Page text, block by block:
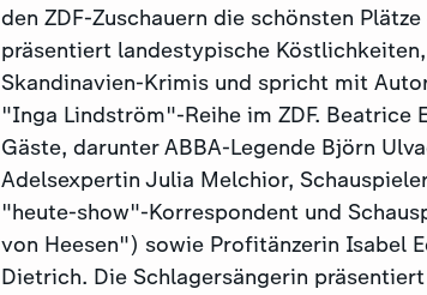
den ZDF-Zuschauern die schönsten
präsentiert landestypische
Skandinavien-Krimis und spricht mit
"Inga Lindström"-Reihe im ZDF.
Gäste, darunter ABBA-Legende Björn
Adelsexpertin Julia Melchior,
"heute-show"-Korrespondent und
von Heesen") sowie Profitänzerin Isabel
Dietrich. Die Schlagersängerin